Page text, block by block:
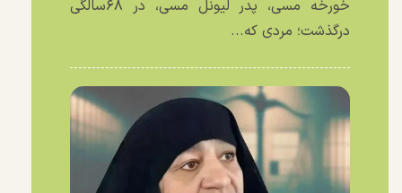
خورخه مسی، پدر لیونل مسی، در ۶۸سالگی
درگذشت؛ مردی که...